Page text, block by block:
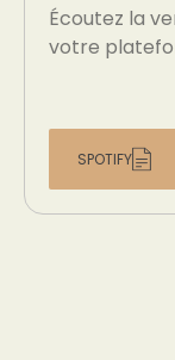
Écoutez la
votre
SPOTIFY